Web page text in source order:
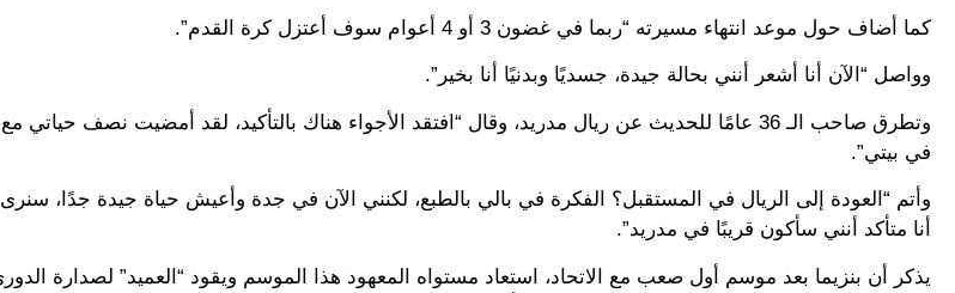
كما أضاف حول موعد انتهاء مسيرته “ربما في غضون 3 أو 4 أعوام سوف أعتزل كرة القدم”.
وواصل “الآن أنا أشعر أنني بحالة جيدة، جسديًا وبدنيًا أنا بخير”.
وتطرق صاحب الـ 36 عامًا للحديث عن ريال مدريد، وقال “افتقد الأجواء هناك بالتأكيد، لقد أمضيت نصف
في بيتي”.
وأتم “العودة إلى الريال في المستقبل؟ الفكرة في بالي بالطبع، لكنني الآن في جدة وأعيش حياة جيدة جدًا،
أنا متأكد أنني سأكون قريبًا في مدريد”.
يذكر أن بنزيما بعد موسم أول صعب مع الاتحاد، استعاد مستواه المعهود هذا الموسم ويقود “العميد” لصدارة